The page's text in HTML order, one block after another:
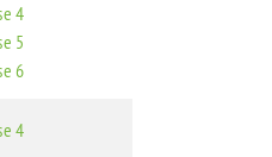
4
5
6
4